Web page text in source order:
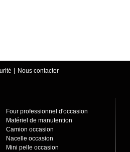
| Nous contacter
Four professionnel d'occasion
Matériel de manutention
Camion occasion
Nacelle occasion
Mini pelle occasion